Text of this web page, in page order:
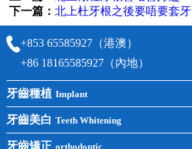
下一篇：北上杜牙根之後要唔要套牙
+853 65585927（港澳）
+86 18165585927（內地）
牙齒種植 Implant
前牙種植
後牙種植
牙齒美白 Teeth Whitening
冷光美白
牙齒矯正 orthodontic